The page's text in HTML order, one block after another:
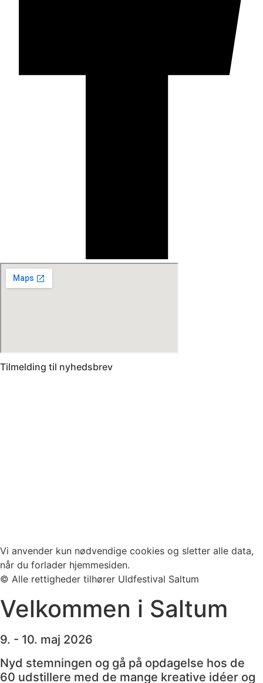
Tilmelding til nyhedsbrev
Vi anvender kun nødvendige cookies og sletter alle data,
når du forlader hjemmesiden.
© Alle rettigheder tilhører Uldfestival Saltum
Velkommen i Saltum
9. - 10. maj 2026
Nyd stemningen og gå på opdagelse hos de
60 udstillere med de mange kreative idéer og